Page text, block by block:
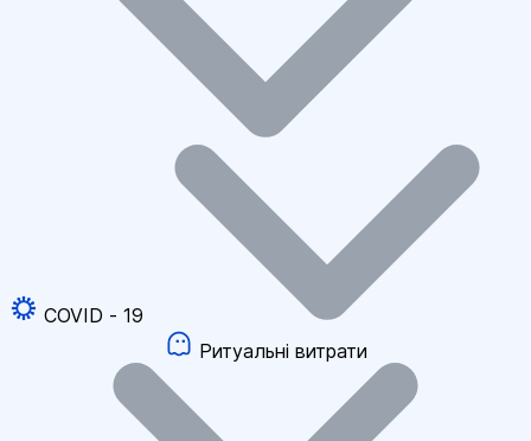
COVID - 19
Ритуальні витрати